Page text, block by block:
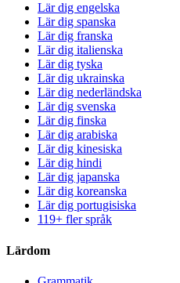
Lär dig engelska
Lär dig spanska
Lär dig franska
Lär dig italienska
Lär dig tyska
Lär dig ukrainska
Lär dig nederländska
Lär dig svenska
Lär dig finska
Lär dig arabiska
Lär dig kinesiska
Lär dig hindi
Lär dig japanska
Lär dig koreanska
Lär dig portugisiska
119+ fler språk
Lärdom